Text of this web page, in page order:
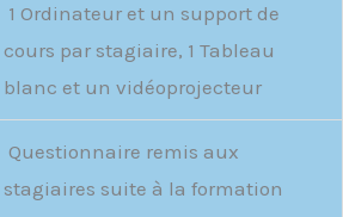
1 Ordinateur et un support de
cours par stagiaire, 1 Tableau
blanc et un vidéoprojecteur
Questionnaire remis aux
stagiaires suite à la formation